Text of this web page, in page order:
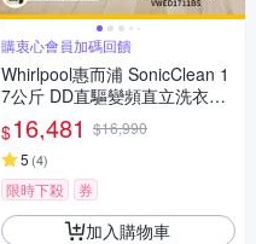
購衷心會員加碼回饋
Whirlpool惠而浦 SonicClean 1
7公斤 DD直驅變頻直立洗衣機
VWED1711BS
$16,481 $16,990
5 (4)
限時下殺 券
加入購物車